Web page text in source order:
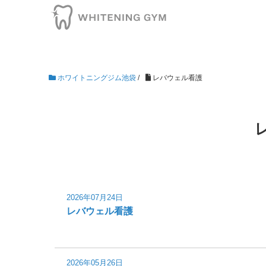
ホワイトニングジム池袋 / レバウェル看護
2026年07月24日
レバウェル看護
2026年05月26日